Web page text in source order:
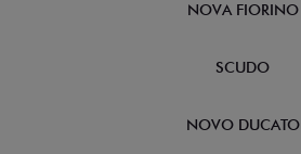
NOVA FIORINO
SCUDO
NOVO DUCATO